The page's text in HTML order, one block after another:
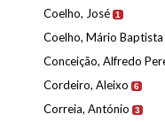
Coelho, José 1
Coelho, Mário Baptista
Conceição, Alfredo
Cordeiro, Aleixo 6
Correia, António 3